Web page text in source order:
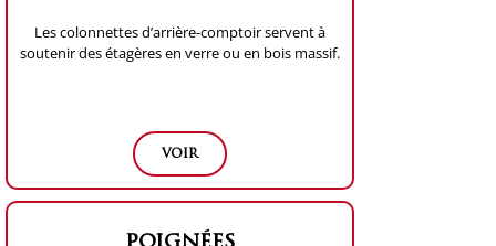
Les colonnettes d’arrière-comptoir servent à
soutenir des étagères en verre ou en bois massif.
voir